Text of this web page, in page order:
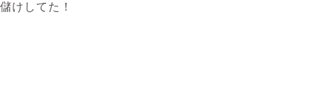
儲けしてた！